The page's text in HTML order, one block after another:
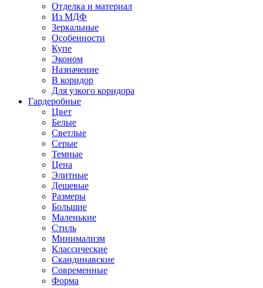
Отделка и материал
Из МДФ
Зеркальные
Особенности
Купе
Эконом
Назначение
В коридор
Для узкого коридора
Гардеробные
Цвет
Белые
Светлые
Серые
Темные
Цена
Элитные
Дешевые
Размеры
Большие
Маленькие
Стиль
Минимализм
Классические
Скандинавские
Современные
Форма